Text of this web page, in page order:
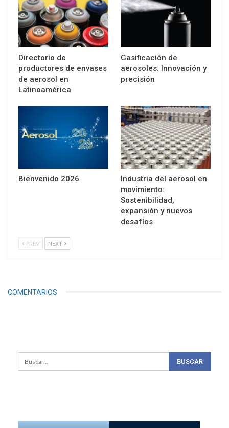
Directorio de
productores de envases
de aerosol en
Latinoamérica
Gasificación de
aerosoles: Innovación y
precisión
Bienvenido 2026
Industria del aerosol en
movimiento:
Sostenibilidad,
expansión y nuevos
desafíos
PREV NEXT
COMENTARIOS